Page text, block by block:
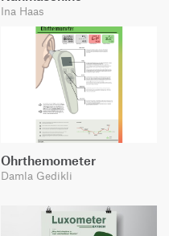
Ina Haas
Ohrthemometer
Damla Gedikli